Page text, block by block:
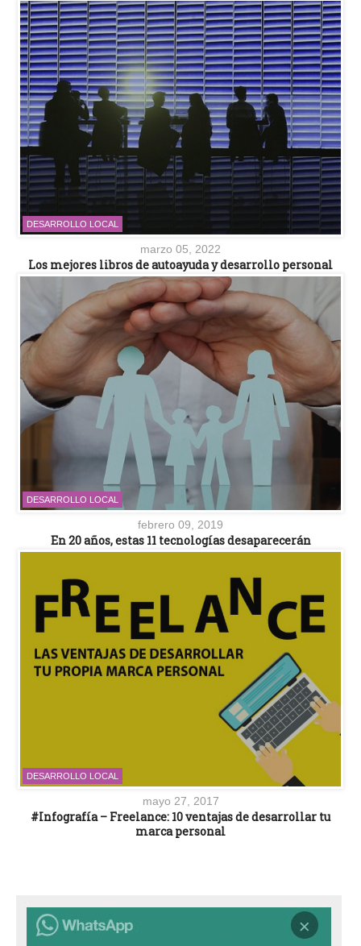
DESARROLLO LOCAL
marzo 05, 2022
Los mejores libros de autoayuda y desarrollo personal
DESARROLLO LOCAL
febrero 09, 2019
En 20 años, estas 11 tecnologías desaparecerán
DESARROLLO LOCAL
mayo 27, 2017
#Infografía – Freelance: 10 ventajas de desarrollar tu
marca personal